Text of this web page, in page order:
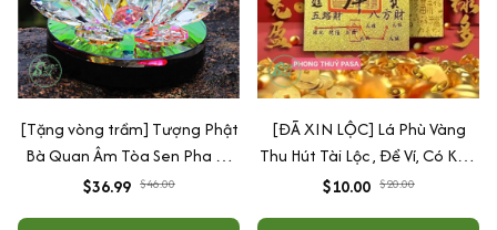
[Tặng vòng trầm] Tượng Phật
Bà Quan Âm Tòa Sen Pha Lê
Trang Trí Taplo Ô Tô, Bàn Làm
$36.99 $46.00
[ĐÃ XIN LỘC] Lá Phù Vàng
Thu Hút Tài Lộc , Để Ví, Có Keo
Dán Điện Thoại, Trang Trí
$10.00 $20.00